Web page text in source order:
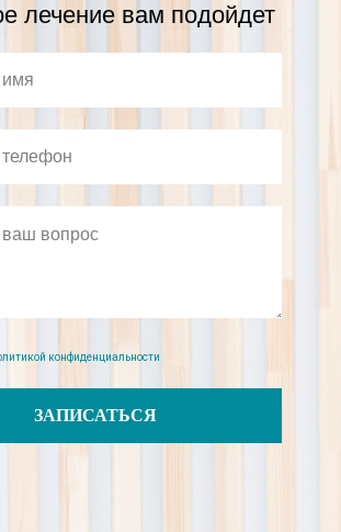
лечение вам подойдет
конфиденциальности
ЗАПИСАТЬСЯ